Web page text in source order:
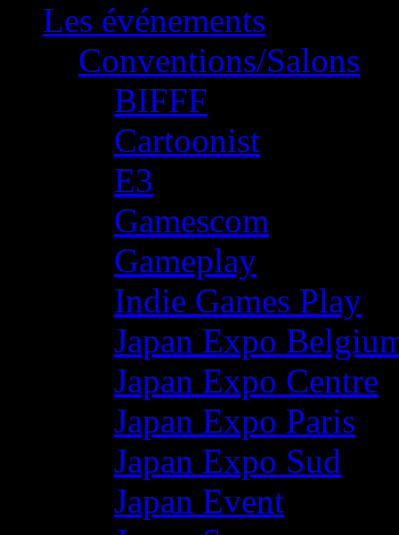
Les événements
Conventions/Salons
BIFFF
Cartoonist
E3
Gamescom
Gameplay
Indie Games Play
Japan Expo
Japan Expo Centre
Japan Expo Paris
Japan Expo Sud
Japan Event